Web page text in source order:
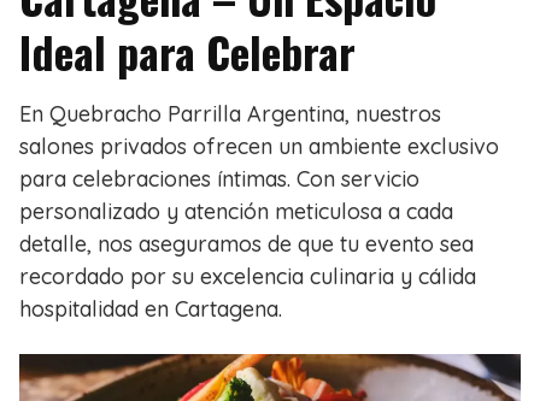
Ideal para Celebrar
En Quebracho Parrilla Argentina, nuestros
salones privados ofrecen un ambiente exclusivo
para celebraciones íntimas. Con servicio
personalizado y atención meticulosa a cada
detalle, nos aseguramos de que tu evento sea
recordado por su excelencia culinaria y cálida
hospitalidad en Cartagena.